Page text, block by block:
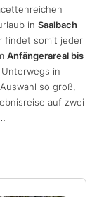
in Saalbach
findet somit jeder
Anfängerareal bis
Unterwegs in
so groß,
auf zwei